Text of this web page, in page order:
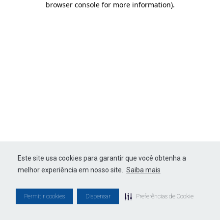
Este site usa cookies para garantir que você obtenha a
melhor experiência em nosso site. Saiba mais
Permitir cookies Dispensar Preferências de Cookie
browser console for more information).